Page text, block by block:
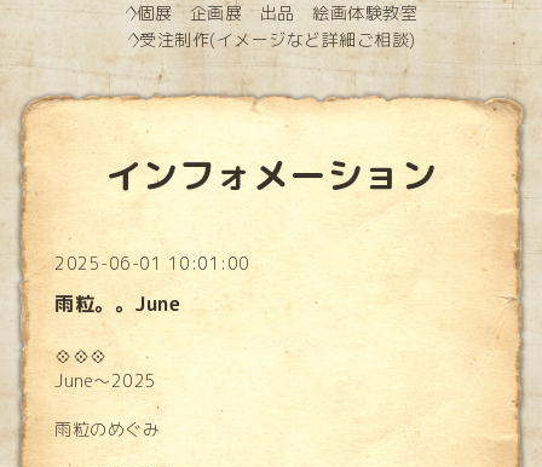
◊個展 企画展 出品 絵画体験教室
◊受注制作(イメージなど詳細ご相談)
インフォメーション
2025-06-01 10:01:00
雨粒。。June
💠💠💠
June〜2025
雨粒のめぐみ